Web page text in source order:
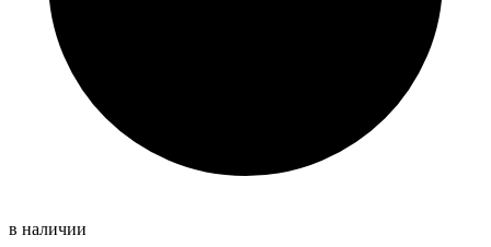
в наличии